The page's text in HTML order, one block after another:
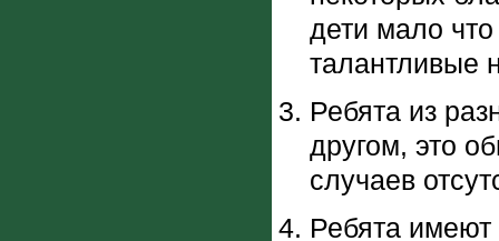
дети мало
талантливые
Ребята из
другом, это
случаев
Ребята имеют